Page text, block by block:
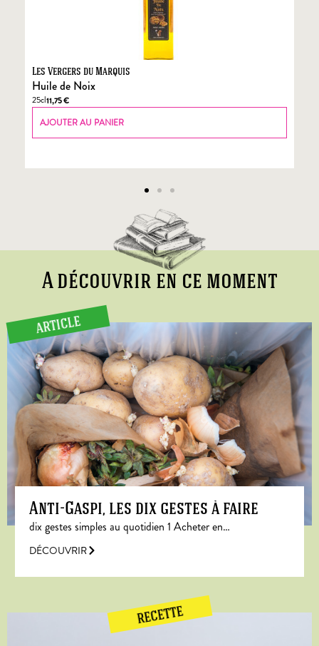
Les Vergers du Marquis
Huile de Noix
25cl11,75€
AJOUTER AU PANIER
A découvrir en ce moment
ARTICLE
Anti-Gaspi, les dix gestes à faire
dix gestes simples au quotidien 1 Acheter en…
DÉCOUVRIR
RECETTE